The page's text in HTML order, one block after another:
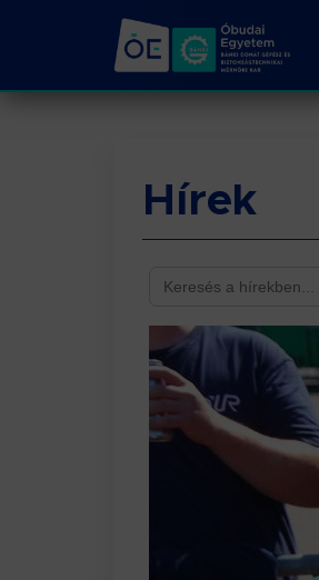
Hírek
for: